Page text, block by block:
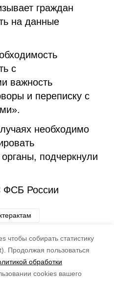
чтобы собирать статистику
Продолжая пользоваться
обработки
cookies вашего
граждан
на данные
с
важность
и переписку с
необходимо
подчеркнули
России